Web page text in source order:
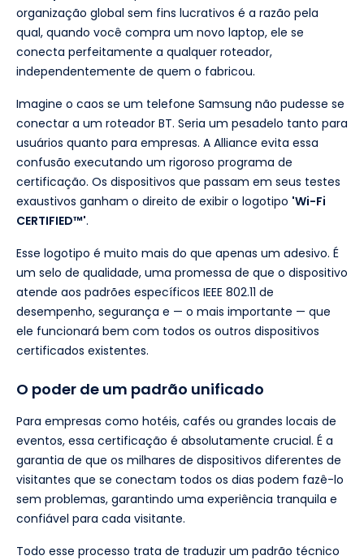
organização global sem fins lucrativos é a razão pela
qual, quando você compra um novo laptop, ele se
conecta perfeitamente a qualquer roteador,
independentemente de quem o fabricou.
Imagine o caos se um telefone Samsung não pudesse se
conectar a um roteador BT. Seria um pesadelo tanto para
usuários quanto para empresas. A Alliance evita essa
confusão executando um rigoroso programa de
certificação. Os dispositivos que passam em seus testes
exaustivos ganham o direito de exibir o logotipo 'Wi-Fi
CERTIFIED™'.
Esse logotipo é muito mais do que apenas um adesivo. É
um selo de qualidade, uma promessa de que o dispositivo
atende aos padrões específicos IEEE 802.11 de
desempenho, segurança e — o mais importante — que
ele funcionará bem com todos os outros dispositivos
certificados existentes.
O poder de um padrão unificado
Para empresas como hotéis, cafés ou grandes locais de
eventos, essa certificação é absolutamente crucial. É a
garantia de que os milhares de dispositivos diferentes de
visitantes que se conectam todos os dias podem fazê-lo
sem problemas, garantindo uma experiência tranquila e
confiável para cada visitante.
Todo esse processo trata de traduzir um padrão técnico